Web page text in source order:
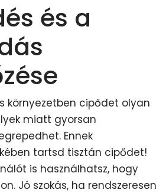
és a
környezetben cipődet olyan
miatt gyorsan
Ennek
tartsd tisztán cipődet!
is használhatsz, hogy
Jó szokás, ha rendszeresen